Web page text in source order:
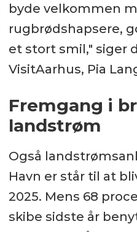
byde velkommen
rugbrødshapsere,
et stort smil," siger
VisitAarhus, Pia
Fremgang i
landstrøm
Også
Havn er står til at
2025. Mens 68
skibe sidste år